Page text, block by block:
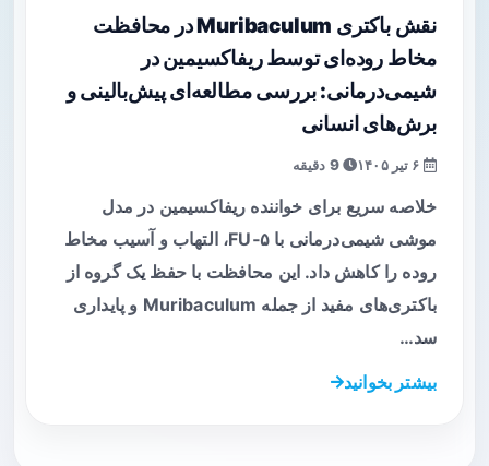
نقش باکتری Muribaculum در محافظت
مخاط روده‌ای توسط ریفاکسیمین در
شیمی‌درمانی: بررسی مطالعه‌ای پیش‌بالینی و
برش‌های انسانی
9 دقیقه
خلاصه سریع برای خواننده ریفاکسیمین در مدل
موشی شیمی‌درمانی با ۵‑FU، التهاب و آسیب مخاط
روده را کاهش داد. این محافظت با حفظ یک گروه از
باکتری‌های مفید از جمله Muribaculum و پایداری
سد…
بیشتر بخوانید